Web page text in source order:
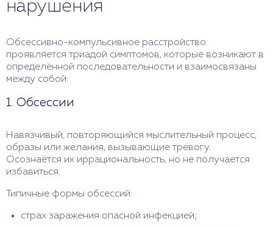
нарушения
Обсессивно-компульсивное расстройство
проявляется триадой симптомов, которые возникают в
определённой последовательности и взаимосвязаны
между собой:
1. Обсессии
Навязчивый, повторяющийся мыслительный процесс,
образы или желания, вызывающие тревогу.
Осознаётся их иррациональность, но не получается
избавиться.
Типичные формы обсессий:
страх заражения опасной инфекцией;